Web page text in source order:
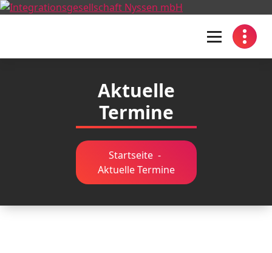
Springe
t
Aktuelle
Termine
Startseite -
Aktuelle Termine